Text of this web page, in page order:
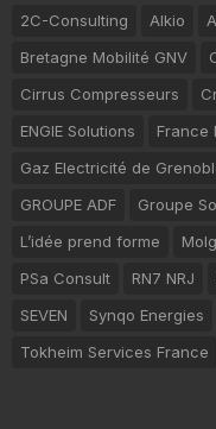
2C-Consulting Alkio
Bretagne Mobilité GNV
Cirrus Compresseurs
ENGIE Solutions
France
Gaz Electricité de
GROUPE ADF
Groupe
L’idée prend forme
PSa Consult
RN7 NRJ
SEVEN
Synqo Energies
Tokheim Services France